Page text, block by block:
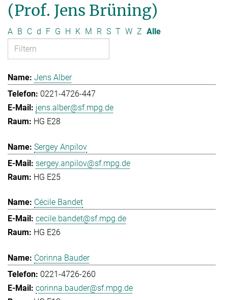
(Prof. Jens Brüning)
A B C d F G H K M R S T W Z Alle
Jens Alber
0221-4726-447
jens.alber@sf.mpg.de
HG E28
Sergey Anpilov
sergey.anpilov@sf.mpg.de
HG E25
Cécile Bandet
cecile.bandet@sf.mpg.de
HG E26
Corinna Bauder
0221-4726-260
corinna.bauder@sf.mpg.de